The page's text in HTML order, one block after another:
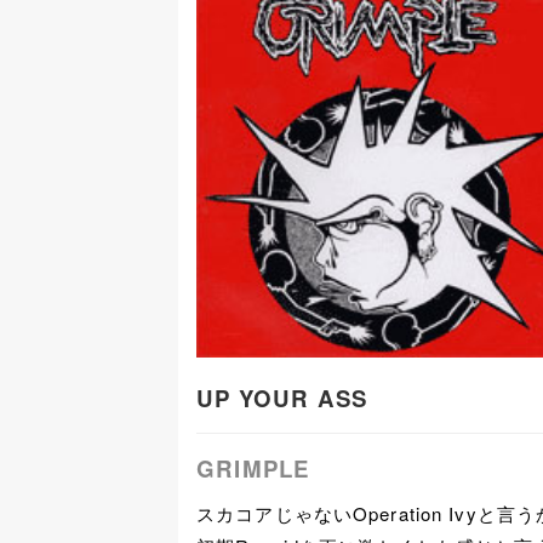
UP YOUR ASS
GRIMPLE
スカコアじゃないOperation Ivyと言う